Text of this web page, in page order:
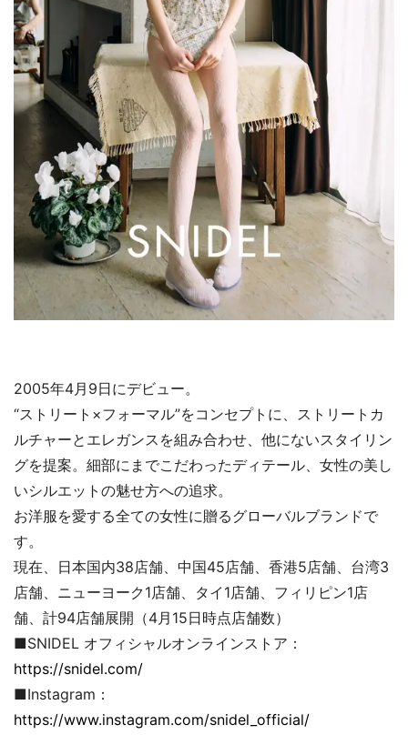
2005年4月9日にデビュー。
“ストリート×フォーマル”をコンセプトに、ストリートカ
ルチャーとエレガンスを組み合わせ、他にないスタイリン
グを提案。細部にまでこだわったディテール、女性の美し
いシルエットの魅せ方への追求。
お洋服を愛する全ての女性に贈るグローバルブランドで
す。
現在、日本国内38店舗、中国45店舗、香港5店舗、台湾3
店舗、ニューヨーク1店舗、タイ1店舗、フィリピン1店
舗、計94店舗展開（4月15日時点店舗数）
■SNIDEL オフィシャルオンラインストア：
https://snidel.com/
■Instagram：
https://www.instagram.com/snidel_official/